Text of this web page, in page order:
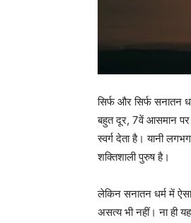
सिर्फ और सिर्फ सनातन
बहुत दूर, 7वें आसमान पर
स्वर्ग देता है। यानी
शक्तिशाली पुरुष है।
लेकिन सनातन धर्म में
असत्य भी नहीं। ना ही